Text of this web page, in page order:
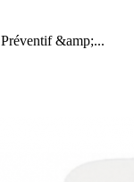
&amp;...